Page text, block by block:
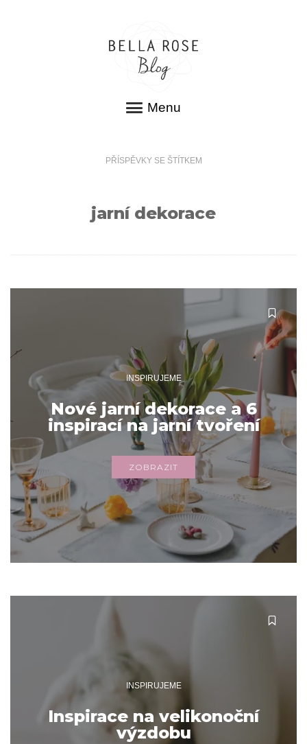
Menu
PŘÍSPĚVKY SE ŠTÍTKEM
jarní dekorace
INSPIRUJEME
Nové jarní dekorace a 6
inspirací na jarní tvoření
ZOBRAZIT
INSPIRUJEME
Inspirace na velikonoční
výzdobu